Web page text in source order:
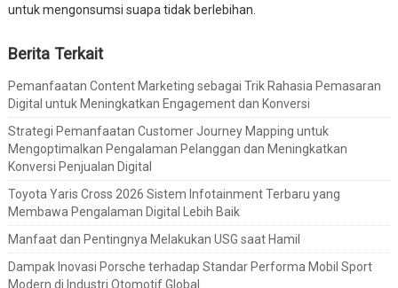
untuk mengonsumsi suapa tidak berlebihan.
Berita Terkait
Pemanfaatan Content Marketing sebagai Trik Rahasia Pemasaran
Digital untuk Meningkatkan Engagement dan Konversi
Strategi Pemanfaatan Customer Journey Mapping untuk
Mengoptimalkan Pengalaman Pelanggan dan Meningkatkan
Konversi Penjualan Digital
Toyota Yaris Cross 2026 Sistem Infotainment Terbaru yang
Membawa Pengalaman Digital Lebih Baik
Manfaat dan Pentingnya Melakukan USG saat Hamil
Dampak Inovasi Porsche terhadap Standar Performa Mobil Sport
Modern di Industri Otomotif Global